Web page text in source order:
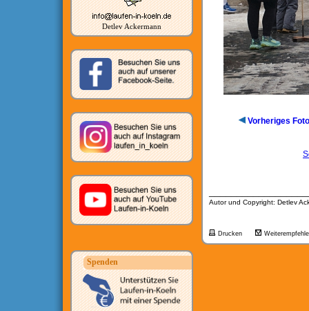
Detlev Ackermann
Spenden
Vorheriges Foto
Autor und Copyright: Detlev
Drucken